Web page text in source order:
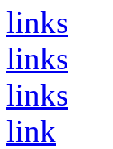
links
links
links
link